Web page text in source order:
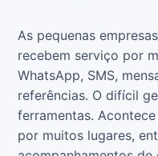
As pequenas
recebem serviço por
WhatsApp, SMS,
referências. O difícil
ferramentas.
por muitos lugares,